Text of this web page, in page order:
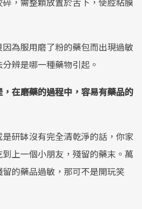
為服用磨了粉的藥包而出現過敏
辨是哪一種藥物引起。
在磨藥的過程中，容易有藥品的
研缽沒有完全清乾淨的話，你家
上一個小朋友，殘留的藥末。萬
的藥品過敏，那可不是開玩笑